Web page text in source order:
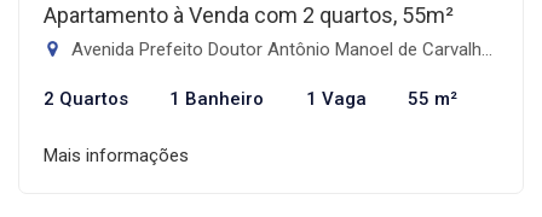
Apartamento à Venda com 2 quartos, 55m²
Avenida Prefeito Doutor Antônio Manoel de Carvalho - Morro Nova Cintra, Santos-SP
2 Quartos 1 Banheiro 1 Vaga 55 m²
Mais informações